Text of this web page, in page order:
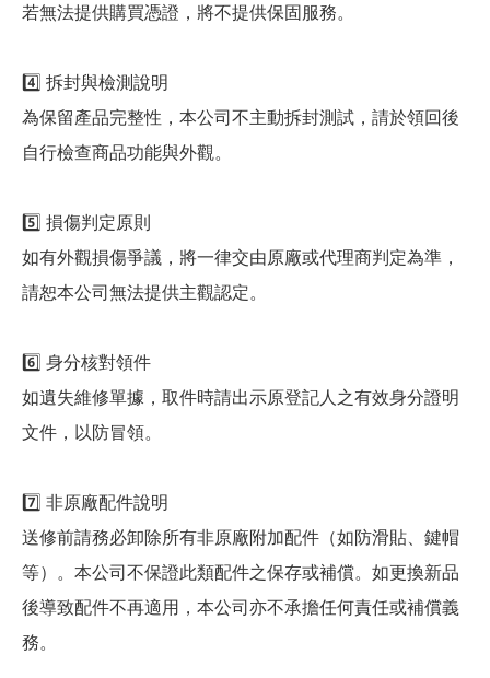
若無法提供購買憑證，將不提供保固服務。
4️⃣ 拆封與檢測說明
為保留產品完整性，本公司不主動拆封測試，請於領回後
自行檢查商品功能與外觀。
5️⃣ 損傷判定原則
如有外觀損傷爭議，將一律交由原廠或代理商判定為準，
請恕本公司無法提供主觀認定。
6️⃣ 身分核對領件
如遺失維修單據，取件時請出示原登記人之有效身分證明
文件，以防冒領。
7️⃣ 非原廠配件說明
送修前請務必卸除所有非原廠附加配件（如防滑貼、鍵帽
等）。本公司不保證此類配件之保存或補償。如更換新品
後導致配件不再適用，本公司亦不承擔任何責任或補償義
務。